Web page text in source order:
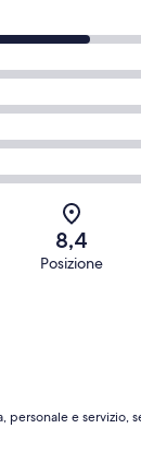
8,4
Posizione
personale e servizio,